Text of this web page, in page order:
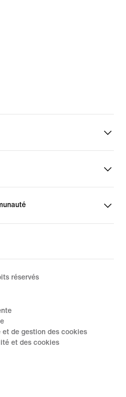
réservés
de gestion des cookies
et des cookies